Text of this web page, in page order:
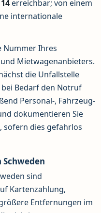
erreichbar; von einem
internationale
Nummer Ihres
Mietwagenanbieters.
die Unfallstelle
Bedarf den Notruf
Personal-, Fahrzeug-
dokumentieren Sie
sofern dies gefahrlos
sind
Kartenzahlung,
Entfernungen im